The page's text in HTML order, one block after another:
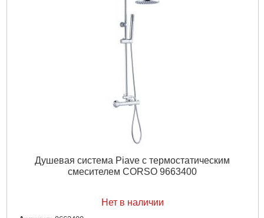
Душевая система Piave с термостатическим
смесителем CORSO 9663400
Нет в наличии